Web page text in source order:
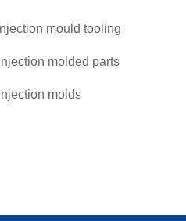
mould tooling
molded parts
molds